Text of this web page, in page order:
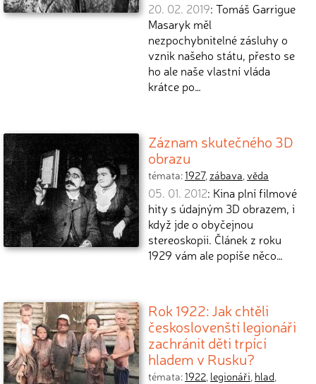
20. 02. 2019: Tomáš Garrigue
Masaryk měl
nezpochybnitelné zásluhy o
vznik našeho státu, přesto se
ho ale naše vlastní vláda
krátce po…
Záznam skutečného 3D
obrazu
témata:1927, zábava,věda
05. 01. 2012: Kina plní filmové
hity s údajným 3D obrazem, i
když jde o obyčejnou
stereoskopii. Článek z roku
1929 vám ale popíše něco…
Rok 1922: Jak chtěli
českoslovenští legionáři
zachránit děti trpící
hladem v Rusku?
témata:1922, legionáři, hlad,